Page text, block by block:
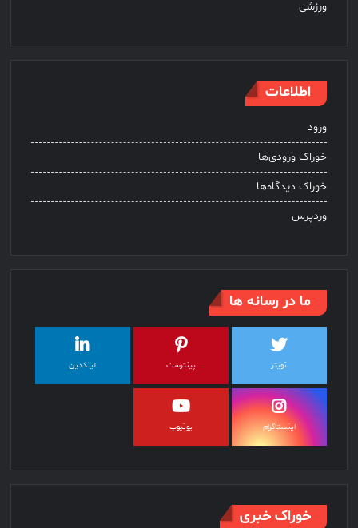
ورزشی
اطلاعات
ورود
خوراک ورودی‌ها
خوراک دیدگاه‌ها
وردپرس
ما در رسانه ها
تویتر پینترست لینکدین
اینستاگرام یوتیوب
خوراک خبری